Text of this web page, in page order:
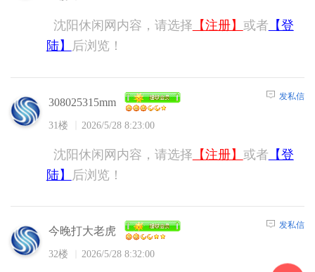
沈阳休闲网内容，请选择 【注册】 或者 【登
陆】
后浏览！
308025315mm
31楼 2026/5/28 8:23:00
发私信
沈阳休闲网内容，请选择 【注册】 或者 【登
陆】
后浏览！
今晚打大老虎
32楼 2026/5/28 8:32:00
发私信